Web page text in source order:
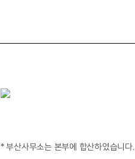
* 부산사무소는 본부에 합산하였습니다.